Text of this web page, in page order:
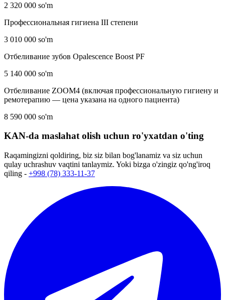
2 320 000 so'm
Профессиональная гигиена III степени
3 010 000 so'm
Отбеливание зубов Opalescence Boost PF
5 140 000 so'm
Отбеливание ZOOM4 (включая профессиональную гигиену и
ремотерапию — цена указана на одного пациента)
8 590 000 so'm
KAN-da maslahat olish uchun ro'yxatdan o'ting
Raqamingizni qoldiring, biz siz bilan bog'lanamiz va siz uchun
qulay uchrashuv vaqtini tanlaymiz. Yoki bizga o'zingiz qo'ng'iroq
qiling - +998 (78) 333-11-37